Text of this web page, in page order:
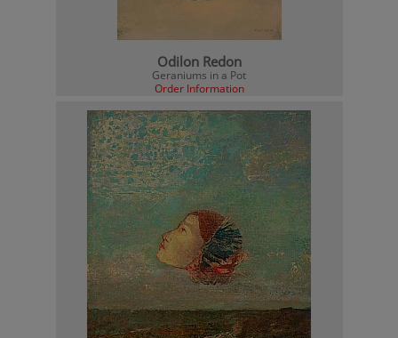
Odilon Redon
Geraniums in a Pot
Order Information